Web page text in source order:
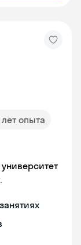
лет опыта